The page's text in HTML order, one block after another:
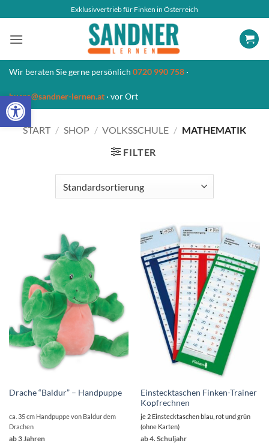
Open toolbar
Inhalt
springen
Exklusivvertrieb für Finken in Österreich
Wir beraten Sie gerne persönlich 0720 990 758 ·
buero@sandner-lernen.at · vor Ort
START / SHOP / VOLKSSCHULE / MATHEMATIK
FILTER
Drache “Baldur” – Handpuppe
ab 3 Jahren
ca. 35 cm Handpuppe von Baldur dem
Drachen
Einstecktaschen Finken-Trainer
Kopfrechnen
ab 4. Schuljahr
je 2 Einstecktaschen blau, rot und grün
(ohne Karten)